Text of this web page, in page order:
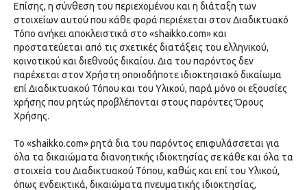
Επίσης, η σύνθεση του περιεχομένου και η διάταξη των
στοιχείων αυτού που κάθε φορά περιέχεται στον Διαδικτυακό
Τόπο ανήκει αποκλειστικά στο «shaikko.com» και
προστατεύεται από τις σχετικές διατάξεις του ελληνικού,
κοινοτικού και διεθνούς δικαίου. Δια του παρόντος δεν
παρέχεται στον Χρήστη οποιοδήποτε ιδιοκτησιακό δικαίωμα
επί Διαδικτυακού Τόπου και του Υλικού, παρά μόνο οι εξουσίες
χρήσης που ρητώς προβλέπονται στους παρόντες Όρους
Χρήσης.
Το «shaikko.com» ρητά δια του παρόντος επιφυλάσσεται για
όλα τα δικαιώματα διανοητικής ιδιοκτησίας σε κάθε και όλα τα
στοιχεία του Διαδικτυακού Τόπου, καθώς και επί του Υλικού,
όπως ενδεικτικά, δικαιώματα πνευματικής ιδιοκτησίας,